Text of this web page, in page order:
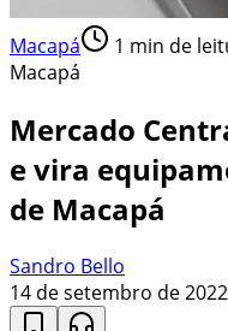
Macapá 1 min de
Macapá
Mercado
e vira
de Macapá
Sandro Bello
14 de setembro de